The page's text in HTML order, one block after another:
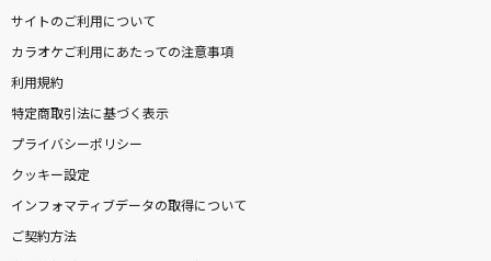
サイトのご利用について
カラオケご利用にあたっての注意事項
利用規約
特定商取引法に基づく表示
プライバシーポリシー
クッキー設定
インフォマティブデータの取得について
ご契約方法